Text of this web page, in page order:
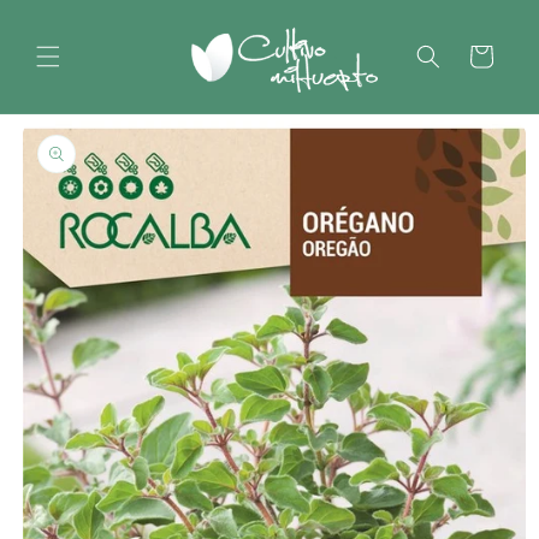
al contenido
Carrito
directamente
a la
información
del producto